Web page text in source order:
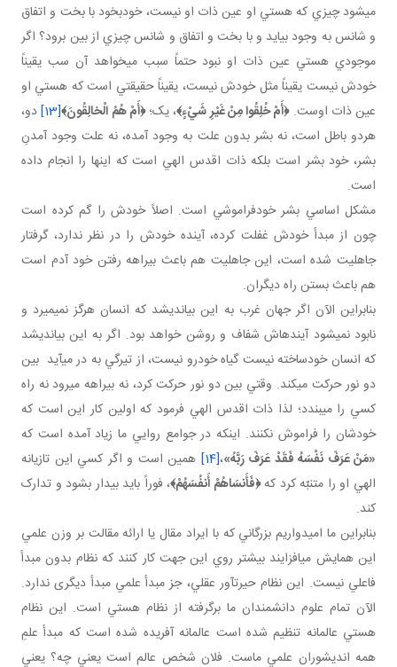
مي شود چيزي که هستي او عين ذات او نيست، خودبخود با بخت و اتفاق
و شانس به وجود بيايد و با بخت و اتفاق و شانس چيزي از بين برود؟ اگر
موجودي هستي عين ذات او نبود حتماً سبب مي خواهد آن سب يقيناً
خودش نيست يقيناً مثل خودش نيست، يقيناً حقيقتي است که هستي او
عين ذات اوست.﴿أَمْ خُلِقُوا مِنْ غَيْرِ شَيْ‏ءٍ﴾، يک؛﴿أَمْ هُمُ الْخالِقُونَ﴾[13]
دو،
هردو باطل است، نه بشر بدون علت به وجود آمده، نه علت وجود آمدنِ
بشر، خود بشر است بلکه ذات اقدس الهي است که اينها را انجام داده
است.
مشکل اساسي بشر خودفراموشي است. اصلاً خودش را گم کرده است
چون از مبدأ خودش غفلت کرده، آينده خودش را در نظر ندارد، گرفتار
جاهليت شده است، اين جاهليت هم باعث بيراهه رفتن خود آدم است
هم باعث بستن راه ديگران.
بنابراين الآن اگر جهان غرب به اين بيانديشد که انسان هرگز نمي ميرد و
نابود نمي شود آينده اش شفاف و روشن خواهد بود. اگر به اين بيانديشد
که انسان خودساخته نيست گياه خودرو نيست، از تيرگي به در مي آيد بين
دو نور حرکت مي کند. وقتي بين دو نور حرکت کرد، نه بيراهه مي رود نه راه
کسي را مي بندد؛ لذا ذات اقدس الهي فرمود که اولين کار اين است که
خودشان را فراموش نکنند. اينکه در جوامع روايي ما زياد آمده است که
«مَنْ عَرَفَ نَفْسَهُ فَقَدْ عَرَفَ رَبَّهُ»،[14]
‌ همين است و اگر کسي اين تازيانه
الهي او را متنبّه کرد که﴿فَأَنسَاهُمْ أَنفُسَهُمْ﴾، فوراً بايد بيدار بشود و تدارک
کند.
بنابراين ما اميدواريم بزرگاني که با ايراد مقال يا ارائه مقالت بر وزن علمي
اين همايش مي افزايند بيشتر روي اين جهت کار کنند که نظام بدون مبدأ
فاعلي نيست. اين نظام حيرت آور عقلي، جز مبدأ علمي مبدأ ديگری ندارد.
الآن تمام علوم دانشمندان ما برگرفته از نظام هستي است. اين نظام
هستي عالمانه تنظيم شده است عالمانه آفريده شده است که مبدأ علمِ
همه انديشوران علمي ماست. فلان شخص عالم است يعني چه؟ يعني